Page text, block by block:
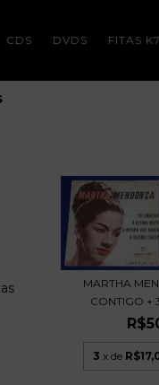
CDS DVDS FITAS K7
MARTHA
CONTIGO +
3 x de